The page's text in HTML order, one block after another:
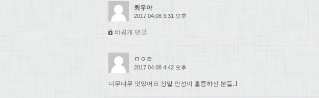
최우아
2017.04.08 3:31 오후
비공개 댓글
ㅁㅇㄹ
2017.04.08 4:42 오후
너무너무 멋있어요 정말 인성이 훌륭하신 분들..!